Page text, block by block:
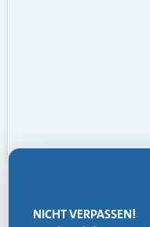
NICHT VERPASSEN!